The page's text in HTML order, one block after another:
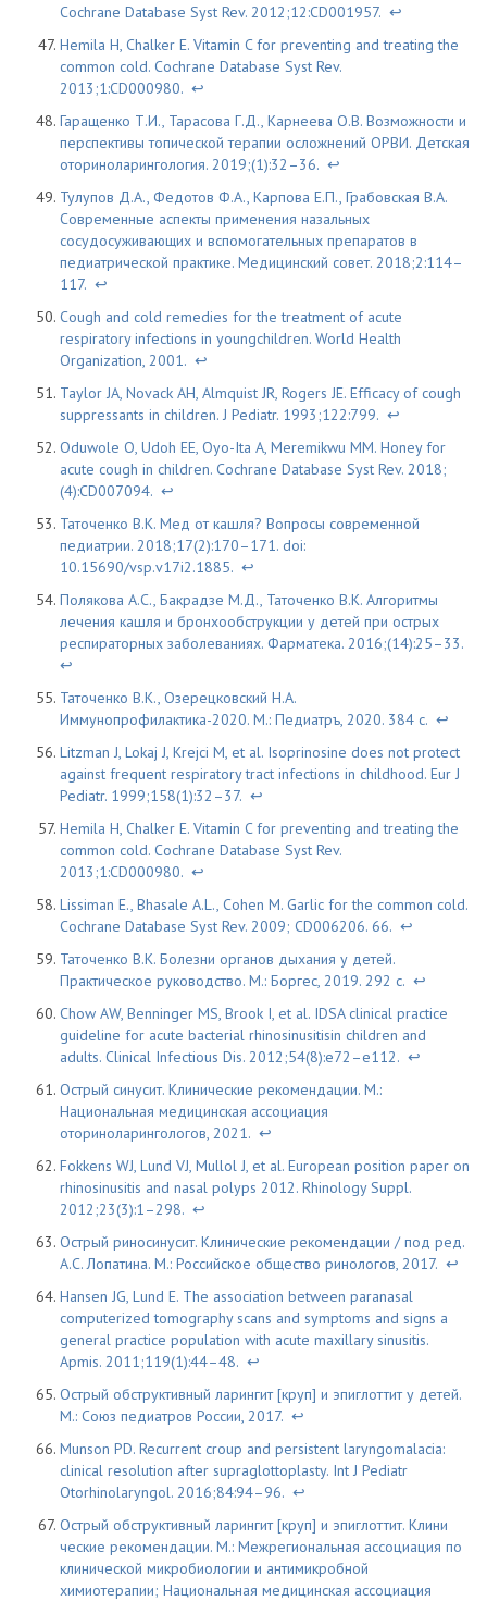
Cochrane Database Syst Rev. 2012;12:CD001957. ↩
Hemila H, Chalker E. Vitamin C for preventing and treating the
common cold. Cochrane Database Syst Rev.
2013;1:CD000980. ↩
Гаращенко Т.И., Тарасова Г.Д., Карнеева О.В. Возможности и
перспективы топической терапии осложнений ОРВИ. Детская
оториноларингология. 2019;(1):32–36. ↩
Тулупов Д.А., Федотов Ф.А., Карпова Е.П., Грабовская В.А.
Современные аспекты применения назальных
сосудосуживающих и вспомогательных препаратов в
педиатрической практике. Медицинский совет. 2018;2:114–
117. ↩
Cough and cold remedies for the treatment of acute
respiratory infections in youngchildren. World Health
Organization, 2001. ↩
Taylor JA, Novack AH, Almquist JR, Rogers JE. Efficacy of cough
suppressants in children. J Pediatr. 1993;122:799. ↩
Oduwole O, Udoh EE, Oyo-Ita A, Meremikwu MM. Honey for
acute cough in children. Cochrane Database Syst Rev. 2018;
(4):CD007094. ↩
Таточенко В.К. Мед от кашля? Вопросы современной
педиатрии. 2018;17(2):170–171. doi:
10.15690/vsp.v17i2.1885. ↩
Полякова А.С., Бакрадзе М.Д., Таточенко В.К. Алгоритмы
лечения кашля и бронхообструкции у детей при острых
респираторных заболеваниях. Фарматека. 2016;(14):25–33.
↩
Таточенко В.К., Озерецковский Н.А.
Иммунопрофилактика-2020. М.: Педиатръ, 2020. 384 с. ↩
Litzman J, Lokaj J, Krejci M, et al. Isoprinosine does not protect
against frequent respiratory tract infections in childhood. Eur J
Pediatr. 1999;158(1):32–37. ↩
Hemila H, Chalker E. Vitamin C for preventing and treating the
common cold. Cochrane Database Syst Rev.
2013;1:CD000980. ↩
Lissiman E., Bhasale A.L., Cohen M. Garlic for the common cold.
Cochrane Database Syst Rev. 2009; CD006206. 66. ↩
Таточенко В.К. Болезни органов дыхания у детей.
Практическое руководство. М.: Боргес, 2019. 292 с. ↩
Chow AW, Benninger MS, Brook I, et al. IDSA clinical practice
guideline for acute bacterial rhinosinusitisin children and
adults. Clinical Infectious Dis. 2012;54(8):e72–e112. ↩
Острый синусит. Клинические рекомендации. М.:
Национальная медицинская ассоциация
оториноларингологов, 2021. ↩
Fokkens WJ, Lund VJ, Mullol J, et al. European position paper on
rhinosinusitis and nasal polyps 2012. Rhinology Suppl.
2012;23(3):1–298. ↩
Острый риносинусит. Клинические рекомендации / под ред.
А.С. Лопатина. М.: Российское общество ринологов, 2017. ↩
Hansen JG, Lund E. The association between paranasal
computerized tomography scans and symptoms and signs a
general practice population with acute maxillary sinusitis.
Apmis. 2011;119(1):44–48. ↩
Острый обструктивный ларингит [круп] и эпиглоттит у детей.
М.: Союз педиатров России, 2017. ↩
Munson PD. Recurrent croup and persistent laryngomalacia:
clinical resolution after supraglottoplasty. Int J Pediatr
Otorhinolaryngol. 2016;84:94–96. ↩
Острый обструктивный ларингит [круп] и эпиглоттит. Клини
ческие рекомендации. М.: Межрегиональная ассоциация по
клинической микробиологии и антимикробной
химиотерапии; Национальная медицинская ассоциация